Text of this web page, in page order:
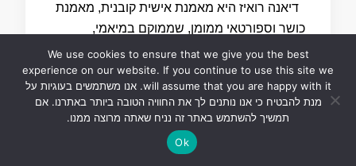
דיאנה רואיז היא מאמנת אישית קובנית, מאמנת
כושר וספורטאי ממומן, שממוקם במיאמי,
פלורידה. AliExpress.com Product – Sexy
Lingerie Hot Erotic Fetish Spanking BDSM
Bondage …
We use cookies to ensure that we give you the best
experience on our website. If you continue to use this site we
will assume that you are happy with it. אנו משתמשים בעוגיות על
מנת להבטיח כי אנו נותנים לך את החוויה הטובה ביותר באתרנו. אם
תמשיך להשתמש באתר זה נניח שאתה מרוצה ממנו.
Ok